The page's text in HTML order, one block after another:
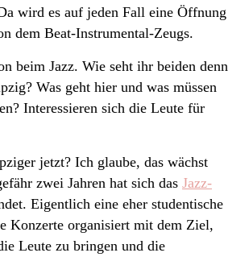
wird es auf jeden Fall eine Öffnung
dem Beat-Instrumental-Zeugs.
beim Jazz. Wie seht ihr beiden denn
Was geht hier und was müssen
Interessieren sich die Leute für
jetzt? Ich glaube, das wächst
zwei Jahren hat sich das Jazz-
Eigentlich eine eher studentische
Konzerte organisiert mit dem Ziel,
Leute zu bringen und die